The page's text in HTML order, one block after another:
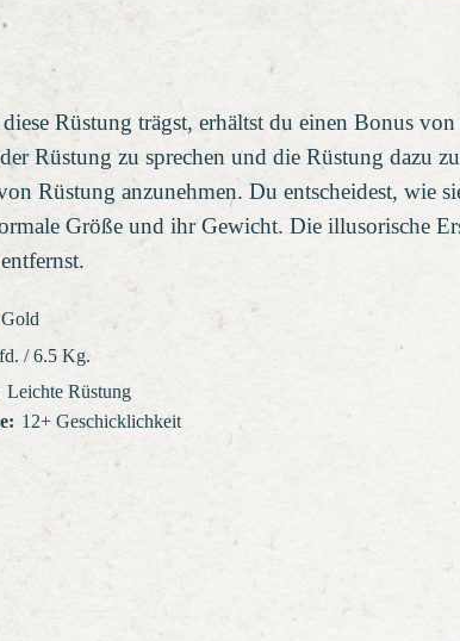
Rüstung trägst, erhältst du einen Bonus
Rüstung zu sprechen und die Rüstung dazu
Rüstung anzunehmen. Du entscheidest, wie
Größe und ihr Gewicht. Die illusorische
/ 6.5 Kg.
Leichte Rüstung
: 12+ Geschicklichkeit